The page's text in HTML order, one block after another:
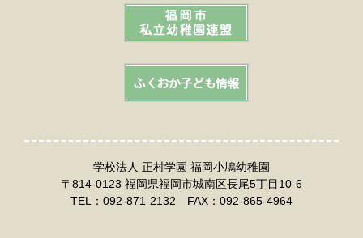
学校法人 正村学園 福岡小鳩幼稚園
〒814-0123 福岡県福岡市城南区長尾5丁目10-6
TEL：092-871-2132 FAX：092-865-4964